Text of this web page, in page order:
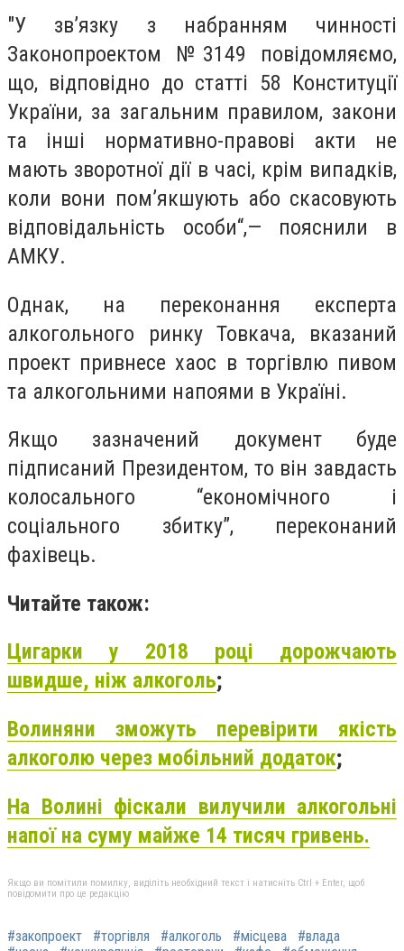
"У зв’язку з набранням чинності
Законопроектом №3149 повідомляємо,
що, відповідно до статті 58 Конституції
України, за загальним правилом, закони
та інші нормативно-правові акти не
мають зворотної дії в часі, крім випадків,
коли вони пом’якшують або скасовують
відповідальність особи“,— пояснили в
АМКУ.
Однак, на переконання експерта
алкогольного ринку Товкача, вказаний
проект привнесе хаос в торгівлю пивом
та алкогольними напоями в Україні.
Якщо зазначений документ буде
підписаний Президентом, то він завдасть
колосального “економічного і
соціального збитку”, переконаний
фахівець.
Читайте також:
Цигарки у 2018 році дорожчають
швидше, ніж алкоголь;
Волиняни зможуть перевірити якість
алкоголю через мобільний додаток;
На Волині фіскали вилучили алкогольні
напої на суму майже 14 тисяч гривень.
Якщо ви помітили помилку, виділіть необхідний текст і натисніть Ctrl + Enter, щоб
повідомити про це редакцію
#закопроект #торгівля #алкоголь #місцева
#влада